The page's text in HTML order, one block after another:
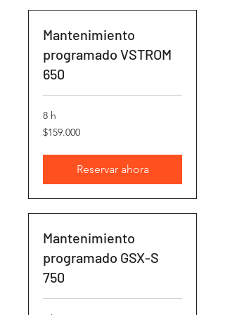
Mantenimiento
programado VSTROM
650
8 h
159.000
pesos
$159.000
Reservar ahora
Mantenimiento
programado GSX-S
750